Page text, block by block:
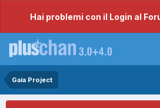
Hai problemi con il Login al
Gaia Project